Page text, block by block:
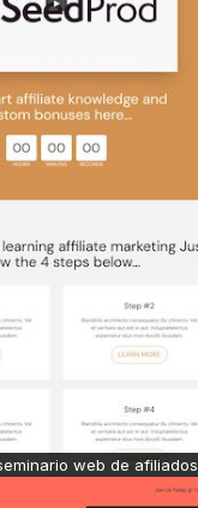
web de afiliados